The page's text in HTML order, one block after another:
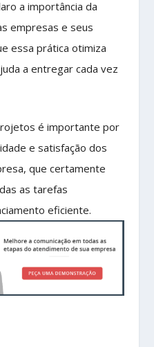
a importância da
empresas e seus
essa prática otimiza
a entregar cada vez
é importante por
e satisfação dos
que certamente
as tarefas
eficiente.